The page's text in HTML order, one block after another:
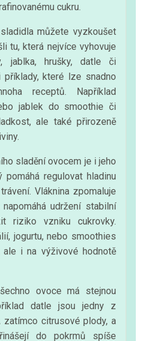
cukru.
můžete vyzkoušet
tu, která nejvíce vyhovuje
jablka, hrušky, datle či
které lze snadno
receptů. Například
jablek do smoothie či
ale také přirozeně
sladění ovocem je i jeho
pomáhá regulovat hladinu
Vláknina zpomaluje
udržení stabilní
riziko vzniku cukrovky.
jogurtu, nebo smoothies
ale i na výživové hodnotě
ovoce má stejnou
datle jsou jedny z
zatímco citrusové plody, a
do pokrmů spíše